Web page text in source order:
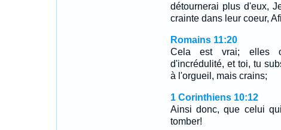
détournerai plus d'eux,
crainte dans leur coeur,
Romains 11:20
Cela est vrai; elles
d'incrédulité, et toi, tu
à l'orgueil, mais crains;
1 Corinthiens 10:12
Ainsi donc, que celui
tomber!